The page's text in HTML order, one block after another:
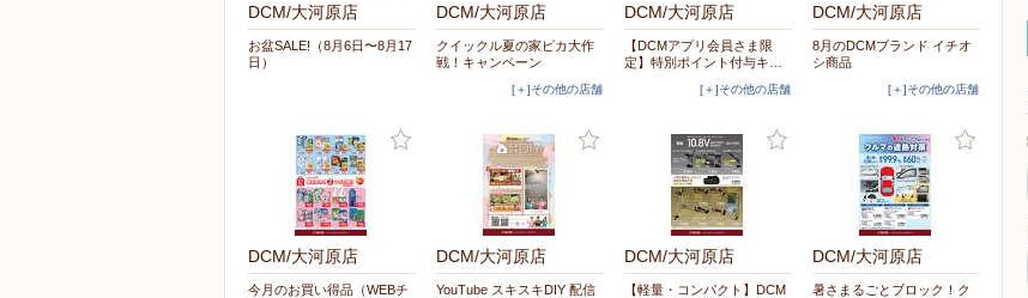
DCM/大河原店
お盆SALE!（8月6日〜8月17
日）
DCM/大河原店
クイックル夏の家ピカ大作
戦！キャンペーン
[＋]その他の店舗
DCM/大河原店
【DCMアプリ会員さま限
定】特別ポイント付与キ…
[＋]その他の店舗
DCM/大河原店
8月のDCMブランド イチオ
シ商品
[＋]その他の店舗
DCM/大河原店
今月のお買い得品（WEBチ
DCM/大河原店
YouTube スキスキDIY 配信
DCM/大河原店
【軽量・コンパクト】DCM
DCM/大河原店
暑さまるごとブロック！ク